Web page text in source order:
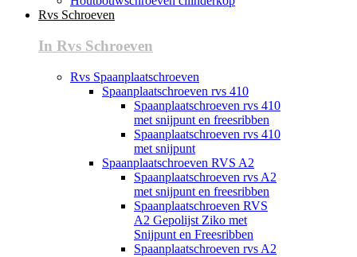
Rvs Schroeven
In Rvs Schroeven
Rvs Spaanplaatschroeven
Spaanplaatschroeven rvs 410
Spaanplaatschroeven rvs 410
met snijpunt en freesribben
Spaanplaatschroeven rvs 410
met snijpunt
Spaanplaatschroeven RVS A2
Spaanplaatschroeven rvs A2
met snijpunt en freesribben
Spaanplaatschroeven RVS
A2 Gepolijst Ziko met
Snijpunt en Freesribben
Spaanplaatschroeven rvs A2